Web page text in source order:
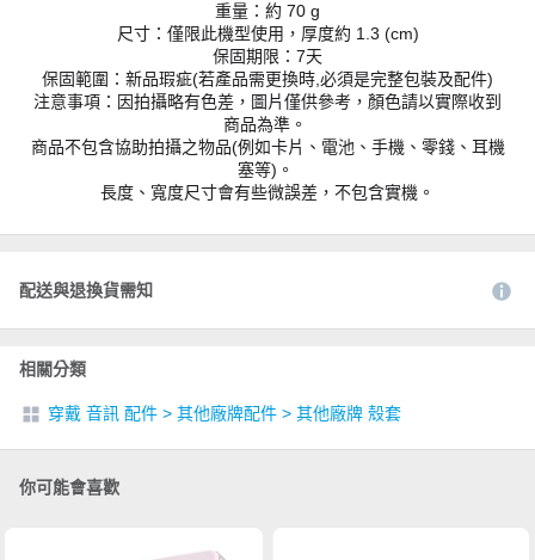
重量：約 70 g
尺寸：僅限此機型使用，厚度約 1.3 (cm)
保固期限：7天
保固範圍：新品瑕疵(若產品需更換時,必須是完整包裝及配件)
注意事項：因拍攝略有色差，圖片僅供參考，顏色請以實際收到
商品為準。
商品不包含協助拍攝之物品(例如卡片、電池、手機、零錢、耳機
塞等)。
長度、寬度尺寸會有些微誤差，不包含實機。
配送與退換貨需知
相關分類
穿戴 音訊 配件 > 其他廠牌配件 > 其他廠牌 殼套
你可能會喜歡